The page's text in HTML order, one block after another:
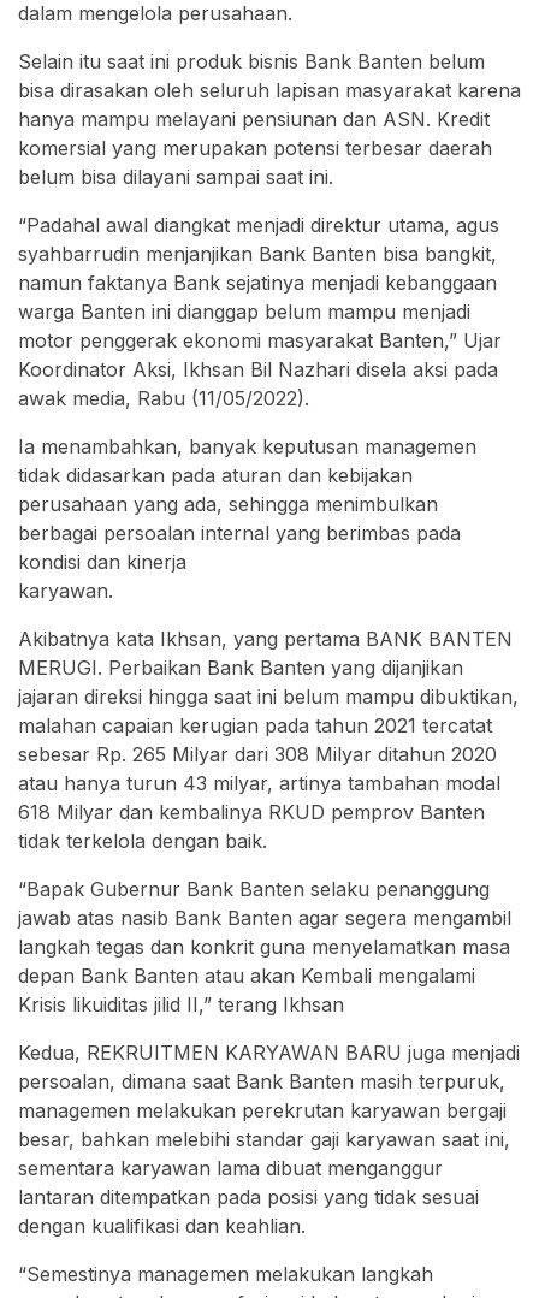
dalam mengelola perusahaan.
Selain itu saat ini produk bisnis Bank Banten belum
bisa dirasakan oleh seluruh lapisan masyarakat karena
hanya mampu melayani pensiunan dan ASN. Kredit
komersial yang merupakan potensi terbesar daerah
belum bisa dilayani sampai saat ini.
“Padahal awal diangkat menjadi direktur utama, agus
syahbarrudin menjanjikan Bank Banten bisa bangkit,
namun faktanya Bank sejatinya menjadi kebanggaan
warga Banten ini dianggap belum mampu menjadi
motor penggerak ekonomi masyarakat Banten,” Ujar
Koordinator Aksi, Ikhsan Bil Nazhari disela aksi pada
awak media, Rabu (11/05/2022).
Ia menambahkan, banyak keputusan managemen
tidak didasarkan pada aturan dan kebijakan
perusahaan yang ada, sehingga menimbulkan
berbagai persoalan internal yang berimbas pada
kondisi dan kinerja
karyawan.
Akibatnya kata Ikhsan, yang pertama BANK BANTEN
MERUGI. Perbaikan Bank Banten yang dijanjikan
jajaran direksi hingga saat ini belum mampu dibuktikan,
malahan capaian kerugian pada tahun 2021 tercatat
sebesar Rp. 265 Milyar dari 308 Milyar ditahun 2020
atau hanya turun 43 milyar, artinya tambahan modal
618 Milyar dan kembalinya RKUD pemprov Banten
tidak terkelola dengan baik.
“Bapak Gubernur Bank Banten selaku penanggung
jawab atas nasib Bank Banten agar segera mengambil
langkah tegas dan konkrit guna menyelamatkan masa
depan Bank Banten atau akan Kembali mengalami
Krisis likuiditas jilid II,” terang Ikhsan
Kedua, REKRUITMEN KARYAWAN BARU juga menjadi
persoalan, dimana saat Bank Banten masih terpuruk,
managemen melakukan perekrutan karyawan bergaji
besar, bahkan melebihi standar gaji karyawan saat ini,
sementara karyawan lama dibuat menganggur
lantaran ditempatkan pada posisi yang tidak sesuai
dengan kualifikasi dan keahlian.
“Semestinya managemen melakukan langkah